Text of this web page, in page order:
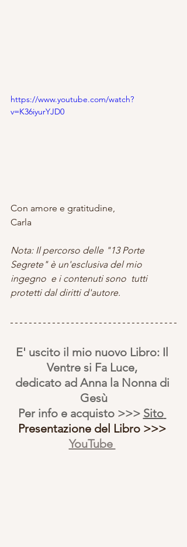
https://www.youtube.com/watch?
v=K36iyurYJD0
Con amore e gratitudine,
Carla
Nota: Il percorso delle "13 Porte
Segrete" è un'esclusiva del mio
ingegno  e i contenuti sono  tutti
protetti dal diritti d'autore.
E' uscito il mio nuovo Libro: Il
Ventre si Fa Luce,
dedicato ad Anna la Nonna di
Gesù
Per info e acquisto >>> Sito
Presentazione del Libro >>>
YouTube